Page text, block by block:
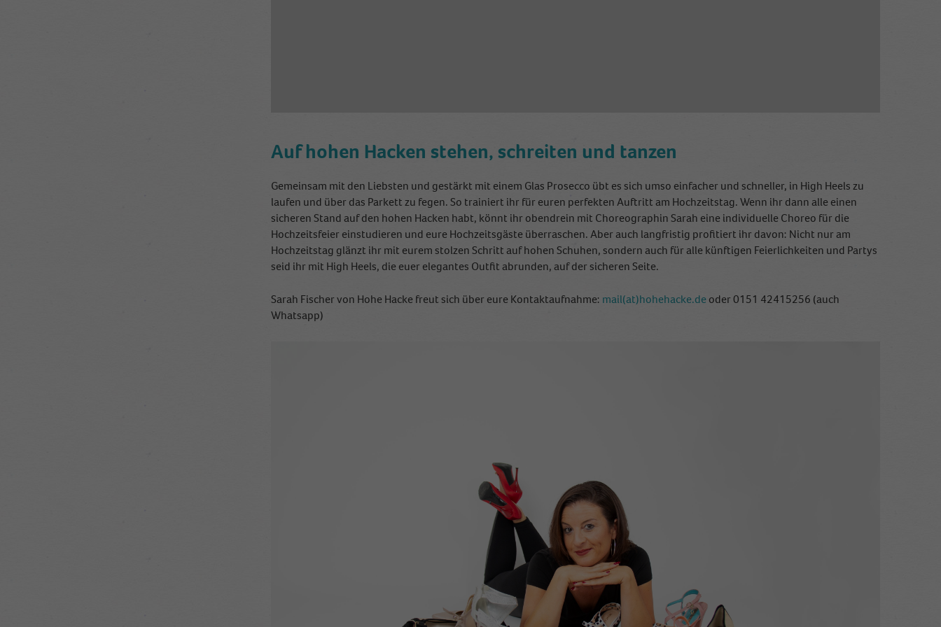
Auf hohen Hacken stehen, schreiten und tanzen
Gemeinsam mit den Liebsten und gestärkt mit einem Glas Prosecco übt es sich umso einfacher und schneller, in High Heels zu
laufen und über das Parkett zu fegen. So trainiert ihr für euren perfekten Auftritt am Hochzeitstag. Wenn ihr dann alle einen
sicheren Stand auf den hohen Hacken habt, könnt ihr obendrein mit Choreographin Sarah eine individuelle Choreo für die
Hochzeitsfeier einstudieren und eure Hochzeitsgäste überraschen. Aber auch langfristig profitiert ihr davon: Nicht nur am
Hochzeitstag glänzt ihr mit eurem stolzen Schritt auf hohen Schuhen, sondern auch für alle künftigen Feierlichkeiten und Partys
seid ihr mit High Heels, die euer elegantes Outfit abrunden, auf der sicheren Seite.
Sarah Fischer von Hohe Hacke freut sich über eure Kontaktaufnahme: mail(at)hohehacke.deoder 0151 42415256 (auch
Whatsapp)
analytics report. The cookies store information
anonymously and assign a randomly generated
Name _gid
Anbieter Google Analytics
This cookie is installed by Google Analytics. The
cookie is used to store information of how visitors
use a website and helps in creating an analytics
report of how the wbsite is doing. The data collected
including the number visitors, the source where
they have come from, and the pages viisted in an